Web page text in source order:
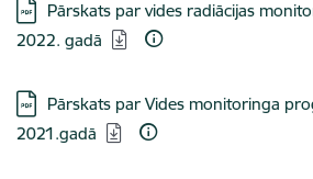
Lejupielādēt:
Pārskats par vides radiācijas
2022. gadā
Lejupielādēt:
Pārskats par Vides monitoringa
2021.gadā